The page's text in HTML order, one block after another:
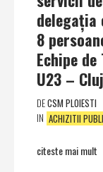
delegaţia
8
Echipe de
U23 –
DECSM PLOIESTI
IN ACHIZITII
citeste mai mult